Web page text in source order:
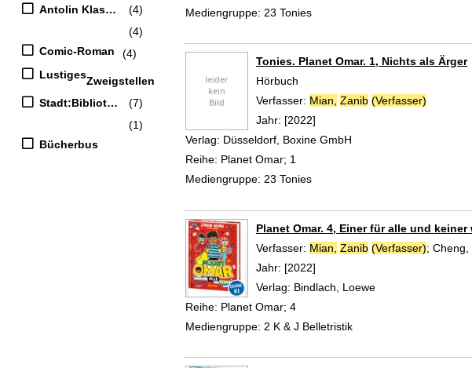
Antolin Klasse 4
(4)
Comic-Roman
(4)
Lustiges
(4)
Zweigstellen
Stadt:Bibliothek
(7)
Bücherbus
(1)
Mediengruppe: 23 Tonies
Tonies. Planet Omar. 1, Nichts als Ärger
Hörbuch
Verfasser: Mian, Zanib (Verfasser)
Jahr: [2022]
Verlag: Düsseldorf, Boxine GmbH
Reihe: Planet Omar; 1
Mediengruppe: 23 Tonies
Planet Omar. 4, Einer für alle und keiner
Verfasser: Mian, Zanib (Verfasser); Cheng,
Jahr: [2022]
Verlag: Bindlach, Loewe
Reihe: Planet Omar; 4
Mediengruppe: 2 K & J Belletristik